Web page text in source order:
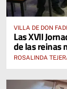
VILLA DE DON
Las XVII
de las reinas
ROSALINDA